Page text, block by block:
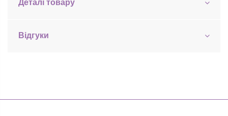
Деталі товару
Відгуки